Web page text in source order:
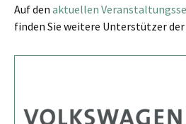
Auf den aktuellen
finden Sie weitere Unterstützer